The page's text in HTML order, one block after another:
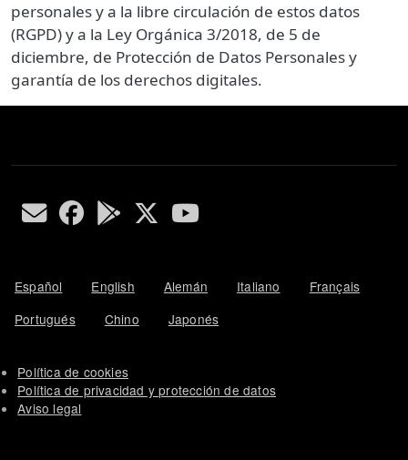
personales y a la libre circulación de estos datos
(RGPD) y a la Ley Orgánica 3/2018, de 5 de
diciembre, de Protección de Datos Personales y
garantía de los derechos digitales.
Español English Alemán Italiano
Français
Portugués
Chino Japonés
Política de cookies
Política de privacidad y protección de datos
Aviso legal